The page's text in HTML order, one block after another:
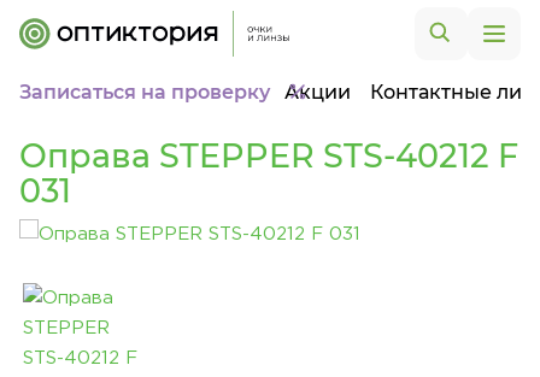
Записаться на проверку Акции Контактные
Оправа STEPPER STS-40212 F
031